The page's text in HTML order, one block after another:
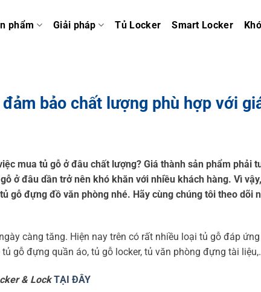
phẩm Giải pháp Tủ Locker Smart Locker
bảo chất lượng phù hợp với
mua tủ gỗ ở đâu chất lượng? Giá thành sản phẩm phải
ở đâu dần trở nên khó khăn với nhiều khách hàng. Vì vậy,
gỗ đựng đồ văn phòng nhé. Hãy cùng chúng tôi theo dõi
càng tăng. Hiện nay trên có rất nhiều loại tủ gỗ đáp
gỗ đựng quần áo, tủ gỗ locker, tủ văn phòng đựng tài
& LockTẠI ĐÂY